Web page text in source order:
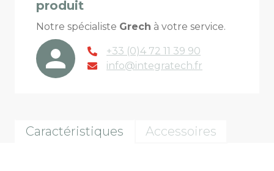
produit
Notre spécialiste Grech à votre service.
+33 (0)4 72 11 39 90
info@integratech.fr
Caractéristiques Accessoires